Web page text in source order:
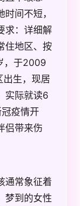
间不短，
求：详细解
住地区、按
，于2009
生，现居
实际就读6
疫情开
侣带来伤
通常象征着
梦到的女性